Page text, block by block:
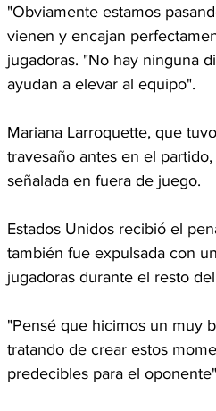
"Obviamente estamos
vienen y encajan
jugadoras. "No hay ninguna
ayudan a elevar al equipo".
Mariana Larroquette, que
travesaño antes en el
señalada en fuera de juego.
Estados Unidos recibió el
también fue expulsada con
jugadoras durante el resto
"Pensé que hicimos un muy
tratando de crear estos
predecibles para el